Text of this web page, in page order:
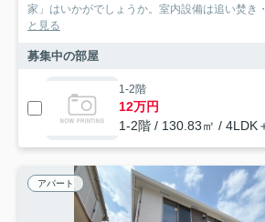
家」はいかがでしょうか。室内設備は追い焚き
と見る
募集中の部屋
1-2階
12万円
1-2階 / 130.83㎡ / 4LDK
アパート